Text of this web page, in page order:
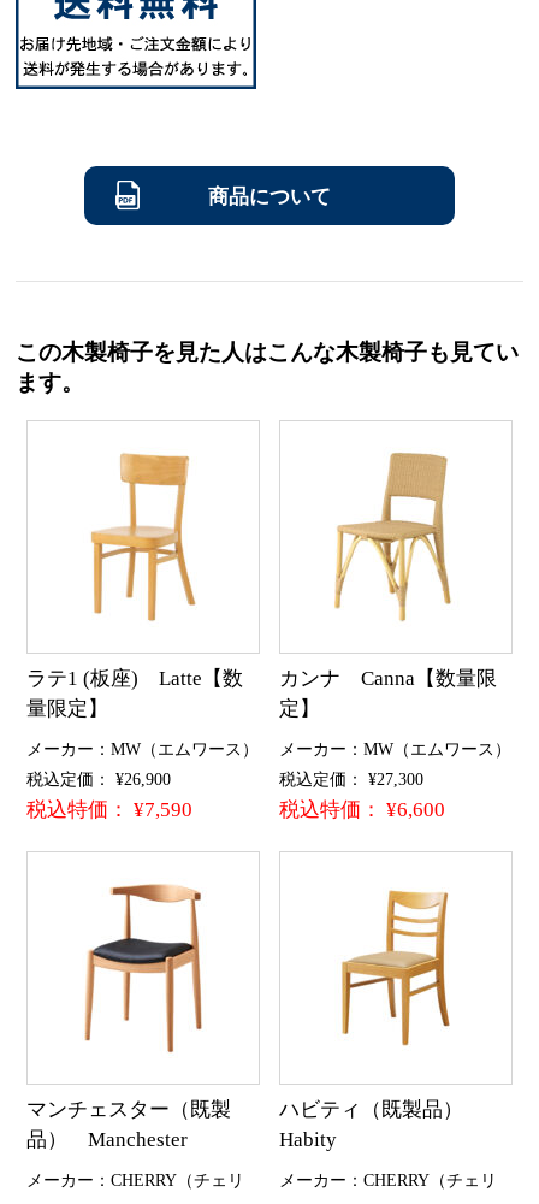
商品について
この木製椅子を見た人はこんな木製椅子も見てい
ます。
ラテ1 (板座) Latte【数
量限定】
メーカー：MW（エムワース）
税込定価： ¥26,900
税込特価： ¥7,590
カンナ Canna【数量限
定】
メーカー：MW（エムワース）
税込定価： ¥27,300
税込特価： ¥6,600
マンチェスター（既製
品） Manchester
メーカー：CHERRY（チェリ
ハビティ（既製品）
Habity
メーカー：CHERRY（チェリ